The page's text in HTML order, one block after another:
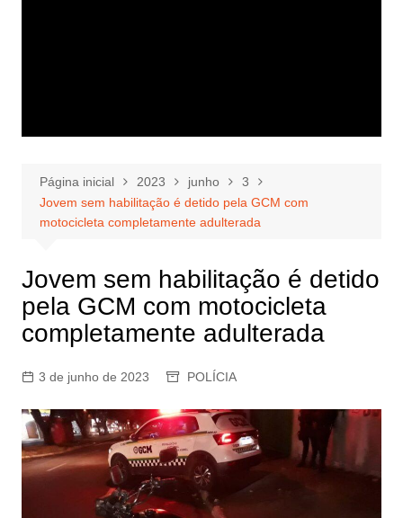
Página inicial 2023 junho
3
Jovem sem habilitação é detido pela GCM com
motocicleta completamente adulterada
Jovem sem habilitação é detido
pela GCM com motocicleta
completamente adulterada
3 de junho de 2023 POLÍCIA